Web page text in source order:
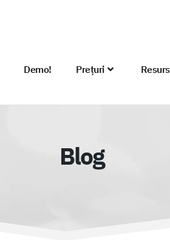
Demo! Prețuri
Blog